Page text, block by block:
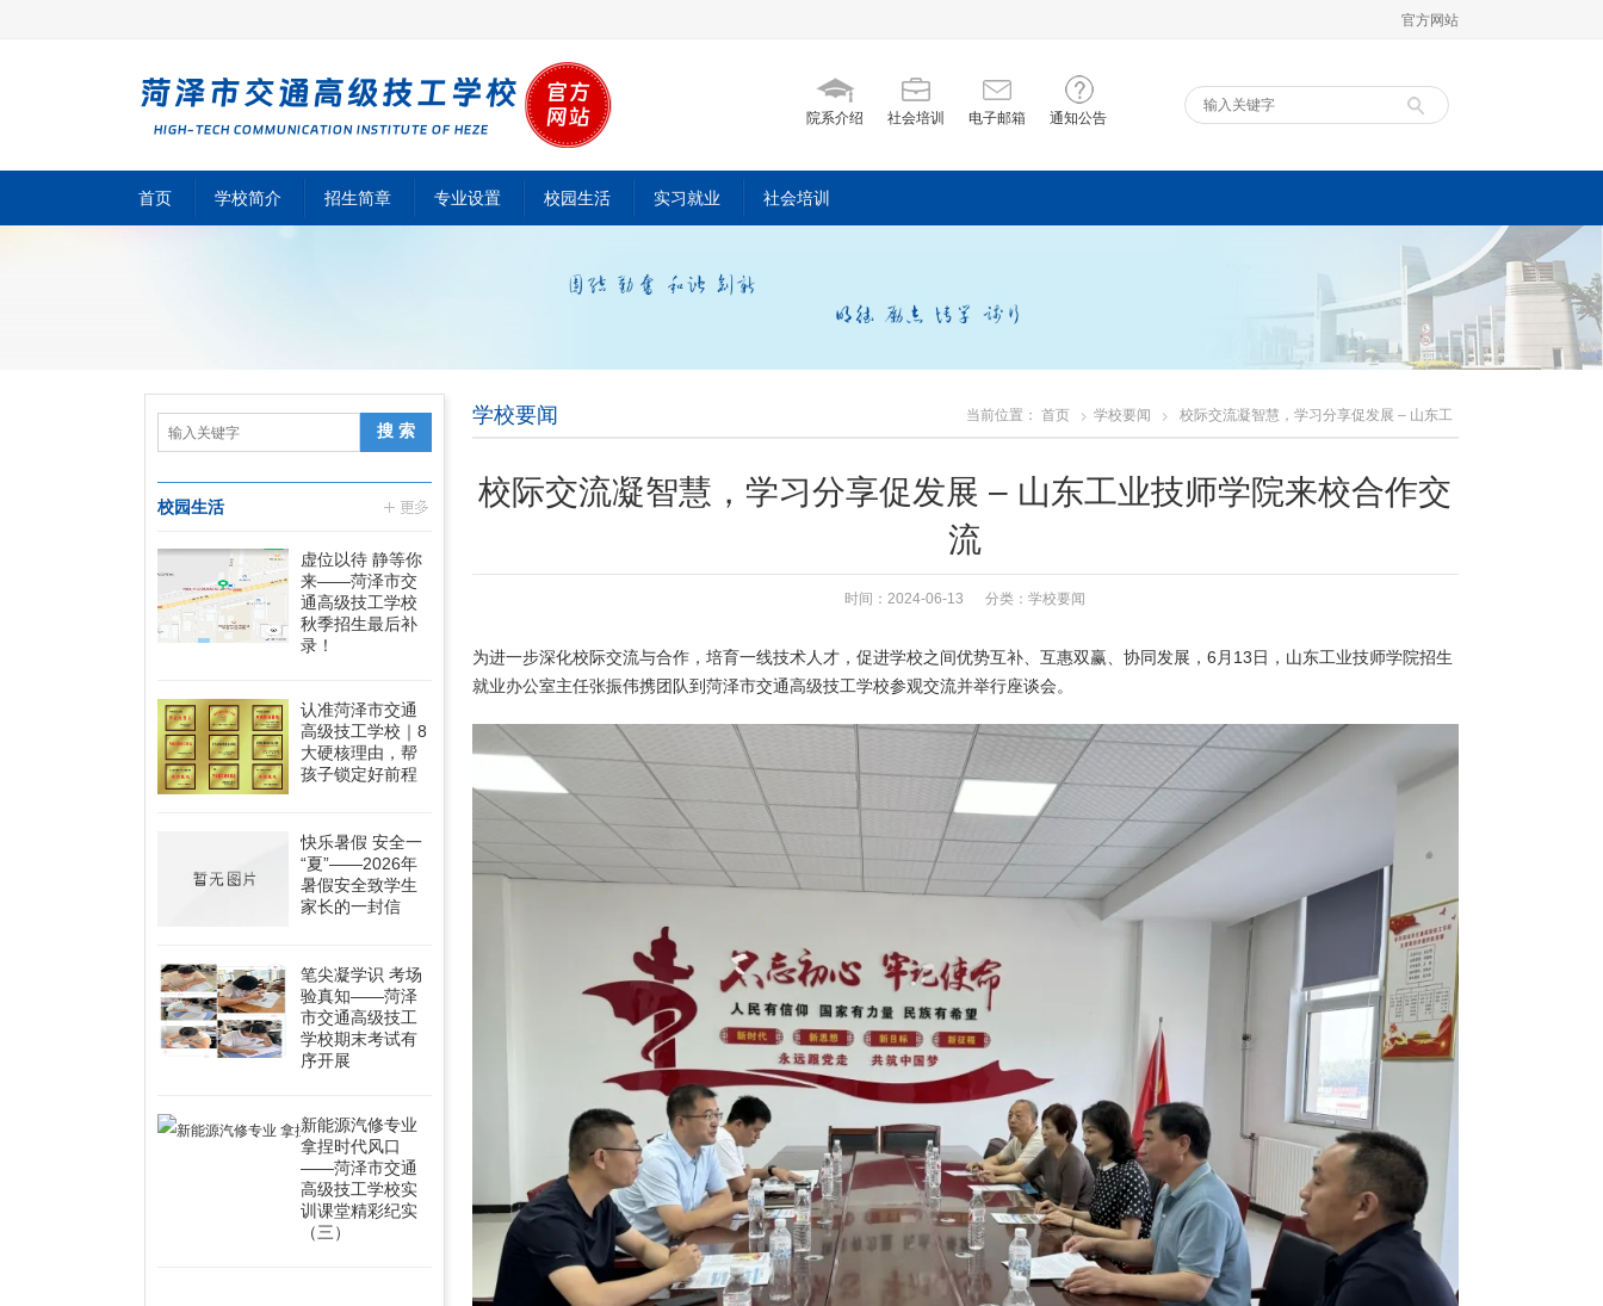
官方网站
通知公告
电子邮箱
社会培训
院系介绍
首页 学校简介 招生简章 专业设置 校园生活 实习就业 社会培训
学校要闻 当前位置： 首页 学校要闻 校际交流凝智慧，学习分享促发展 – 山东工
校际交流凝智慧，学习分享促发展 – 山东工业技师学院来校合作交
流
时间：2024-06-13 分类：学校要闻
为进一步深化校际交流与合作，培育一线技术人才，促进学校之间优势互补、互惠双赢、协同发展，6月13日，山东工业技师学院招生
就业办公室主任张振伟携团队到菏泽市交通高级技工学校参观交流并举行座谈会。
校园生活
虚位以待 静等你
来——菏泽市交
通高级技工学校
秋季招生最后补
录！
认准菏泽市交通
高级技工学校｜8
大硬核理由，帮
孩子锁定好前程
快乐暑假 安全一
“夏”——2026年
暑假安全致学生
家长的一封信
笔尖凝学识 考场
验真知——菏泽
市交通高级技工
学校期末考试有
序开展
新能源汽修专业
拿捏时代风口
——菏泽市交通
高级技工学校实
训课堂精彩纪实
（三）